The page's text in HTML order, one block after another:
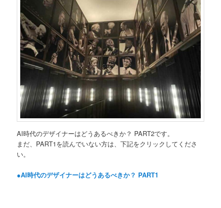
AI時代のデザイナーはどうあるべきか？ PART2です。
まだ、PART1を読んでいない方は、下記をクリックしてくださ
い。
●AI時代のデザイナーはどうあるべきか？ PART1